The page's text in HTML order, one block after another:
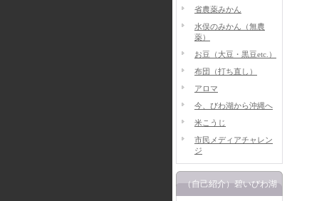
省農薬みかん
水俣のみかん（無農
薬）
お豆（大豆・黒豆etc.）
布団（打ち直し）
アロマ
今、びわ湖から沖縄へ
米こうじ
市民メディアチャレン
ジ
（自己紹介）碧いびわ湖